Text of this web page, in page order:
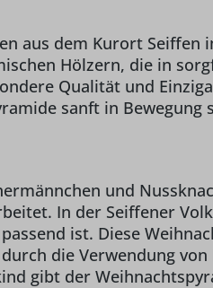
aus dem Kurort
Hölzern, die in
Qualität und
sanft in
und
In der Seiffener
ist. Diese
die Verwendung
gibt der